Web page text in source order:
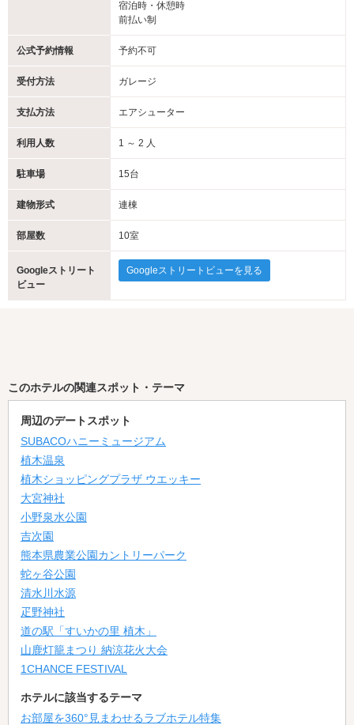
宿泊時・休憩時
前払い制
公式予約情報 予約不可
受付方法 ガレージ
支払方法 エアシューター
利用人数 1 ～ 2 人
駐車場 15台
建物形式 連棟
部屋数 10室
Googleストリート
ビュー
Googleストリートビューを見る
このホテルの関連スポット・テーマ
周辺のデートスポット
SUBACOハニーミュージアム
植木温泉
植木ショッピングプラザ ウエッキー
大宮神社
小野泉水公園
吉次園
熊本県農業公園カントリーパーク
蛇ヶ谷公園
清水川水源
疋野神社
道の駅「すいかの里 植木」
山鹿灯籠まつり 納涼花火大会
1CHANCE FESTIVAL
ホテルに該当するテーマ
お部屋を360°見まわせるラブホテル特集